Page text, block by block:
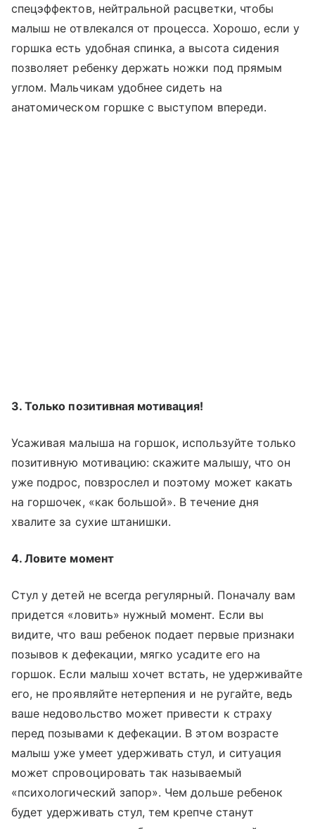
спецэффектов, нейтральной расцветки, чтобы
малыш не отвлекался от процесса. Хорошо, если у
горшка есть удобная спинка, а высота сидения
позволяет ребенку держать ножки под прямым
углом. Мальчикам удобнее сидеть на
анатомическом горшке с выступом впереди.
3. Только позитивная мотивация!
Усаживая малыша на горшок, используйте только
позитивную мотивацию: скажите малышу, что он
уже подрос, повзрослел и поэтому может какать
на горшочек, «как большой». В течение дня
хвалите за сухие штанишки.
4. Ловите момент
Стул у детей не всегда регулярный. Поначалу вам
придется «ловить» нужный момент. Если вы
видите, что ваш ребенок подает первые признаки
позывов к дефекации, мягко усадите его на
горшок. Если малыш хочет встать, не удерживайте
его, не проявляйте нетерпения и не ругайте, ведь
ваше недовольство может привести к страху
перед позывами к дефекации. В этом возрасте
малыш уже умеет удерживать стул, и ситуация
может спровоцировать так называемый
«психологический запор». Чем дольше ребенок
будет удерживать стул, тем крепче станут